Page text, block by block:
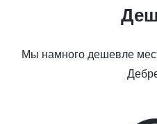
Мы намного дешевле